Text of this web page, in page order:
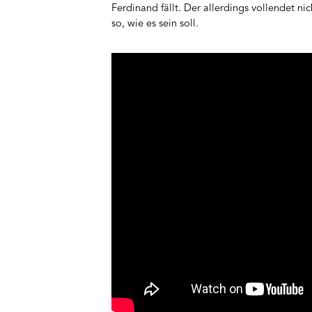
Ferdinand fällt. Der allerdings vollendet
so, wie es sein soll.